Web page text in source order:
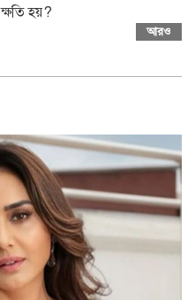
ক্ষতি হয়?
আরও